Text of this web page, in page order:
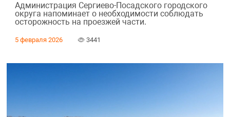
Администрация Сергиево-Посадского городского
округа напоминает о необходимости соблюдать
осторожность на проезжей части.
5 февраля 2026 3441